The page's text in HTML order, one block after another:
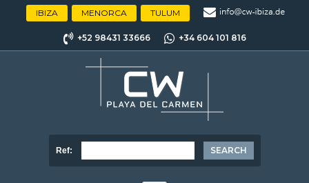
IBIZA MENORCA TULUM
+52 98431 33666 +34 604 101 816
Ref: